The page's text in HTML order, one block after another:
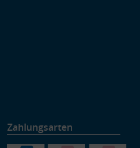
Zahlungsarten